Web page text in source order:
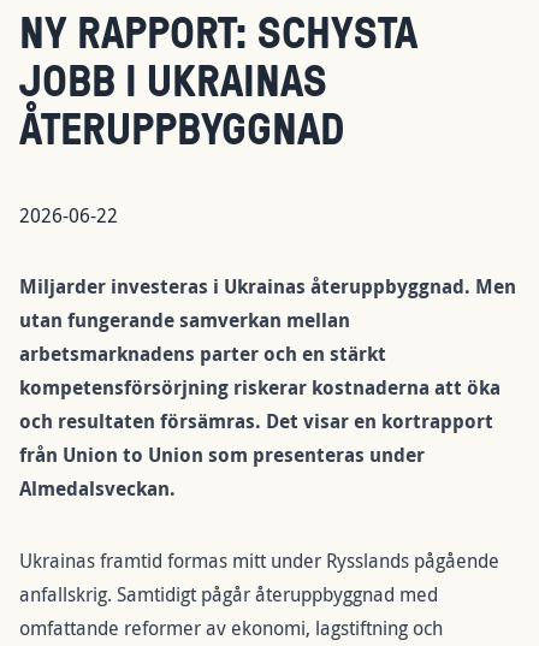
NY RAPPORT: SCHYSTA
JOBB I UKRAINAS
ÅTERUPPBYGGNAD
2026-06-22
Miljarder investeras i Ukrainas återuppbyggnad. Men
utan fungerande samverkan mellan
arbetsmarknadens parter och en stärkt
kompetensförsörjning riskerar kostnaderna att öka
och resultaten försämras. Det visar en kortrapport
från Union to Union som presenteras under
Almedalsveckan.
Ukrainas framtid formas mitt under Rysslands pågående
anfallskrig. Samtidigt pågår återuppbyggnad med
omfattande reformer av ekonomi, lagstiftning och